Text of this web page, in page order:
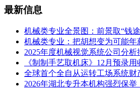
最新信息
机械类专业全景图：前景取“钱
机械类专业：把胡想变为可能年
2025年度机械视觉系统公司分析
《制制手艺取机床》12月预录
全球首个全自从运转工场系统财
2026年湖北专升本机构强烈保举